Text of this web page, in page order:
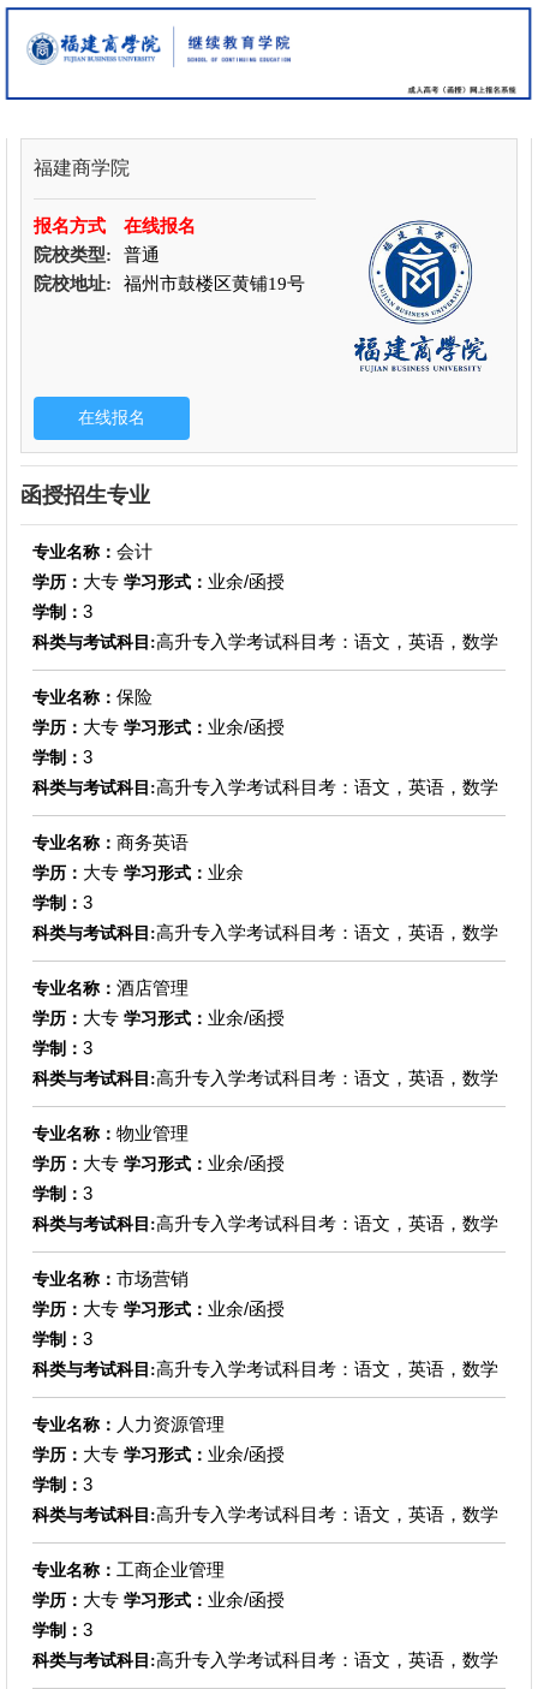
福建商学院
报名方式
在线报名
院校类型:
普通
院校地址:
福州市鼓楼区黄铺19号
函授招生专业
专业名称： 会计
学历： 大专 学习形式： 业余/函授
学制： 3
科类与考试科目:高升专入学考试科目考：语文，英语，数学
专业名称： 保险
学历： 大专 学习形式： 业余/函授
学制： 3
科类与考试科目:高升专入学考试科目考：语文，英语，数学
专业名称： 商务英语
学历： 大专 学习形式： 业余
学制： 3
科类与考试科目:高升专入学考试科目考：语文，英语，数学
专业名称： 酒店管理
学历： 大专 学习形式： 业余/函授
学制： 3
科类与考试科目:高升专入学考试科目考：语文，英语，数学
专业名称： 物业管理
学历： 大专 学习形式： 业余/函授
学制： 3
科类与考试科目:高升专入学考试科目考：语文，英语，数学
专业名称： 市场营销
学历： 大专 学习形式： 业余/函授
学制： 3
科类与考试科目:高升专入学考试科目考：语文，英语，数学
专业名称： 人力资源管理
学历： 大专 学习形式： 业余/函授
学制： 3
科类与考试科目:高升专入学考试科目考：语文，英语，数学
专业名称： 工商企业管理
学历： 大专 学习形式： 业余/函授
学制： 3
科类与考试科目:高升专入学考试科目考：语文，英语，数学